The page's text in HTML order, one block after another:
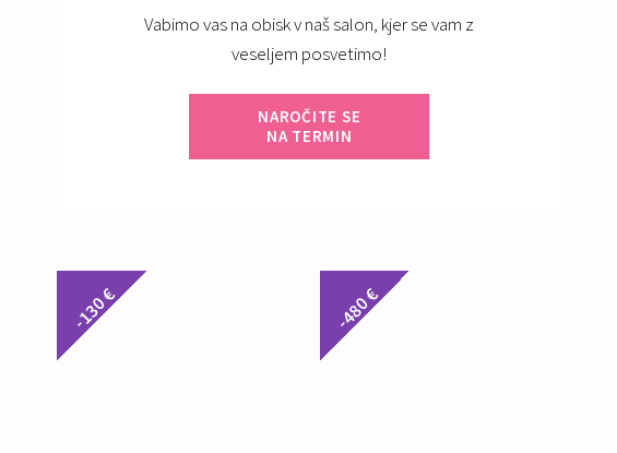
Vabimo vas na obisk v naš salon, kjer se vam z
veseljem posvetimo!
NAROČITE SE
NA TERMIN
-130 € -480 €